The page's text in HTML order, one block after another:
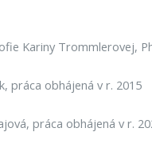
Kariny Trommlerovej,
práca obhájená v r. 2015
práca obhájená v r.